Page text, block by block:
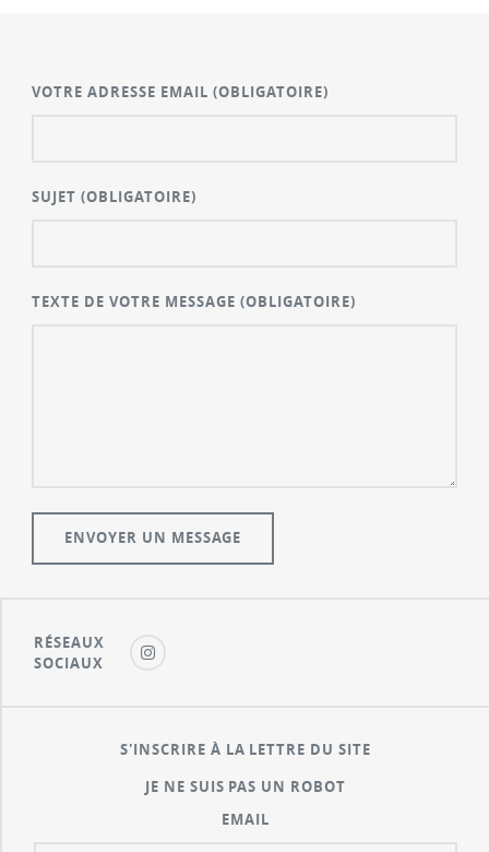
VOTRE ADRESSE EMAIL(OBLIGATOIRE)
SUJET(OBLIGATOIRE)
TEXTE DE VOTRE MESSAGE(OBLIGATOIRE)
RÉSEAUX
SOCIAUX
S'INSCRIRE À LA LETTRE DU SITE
JE NE SUIS PAS UN ROBOT
EMAIL